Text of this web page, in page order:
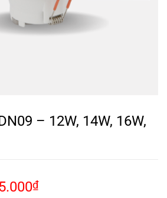
– 12W, 14W, 16W,
₫